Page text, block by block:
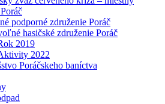
podporné združenie Poráč
hasičské združenie Poráč
2019
2022
Poráčskeho baníctva